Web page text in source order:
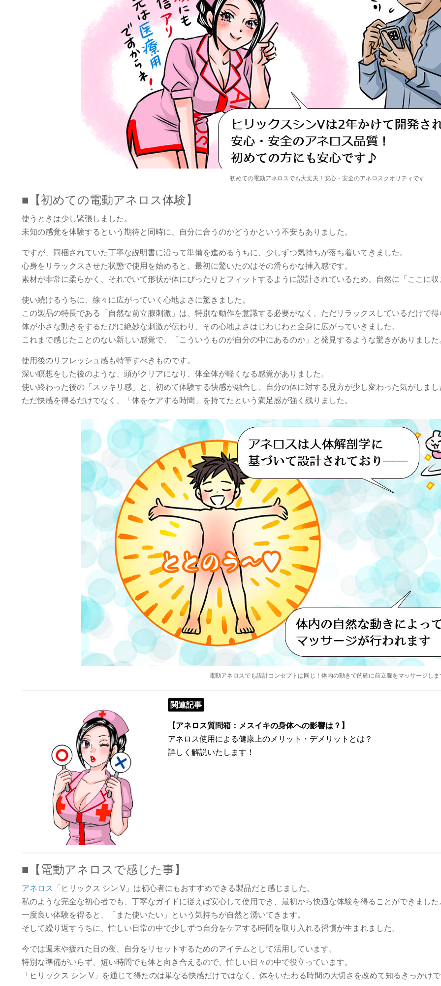
初めての電動アネロスでも大丈夫！安心・安全のアネロスクオリティです
■【初めての電動アネロス体験】
使うときは少し緊張しました。
未知の感覚を体験するという期待と同時に、自分に合うのかどうかという不安もありました。
ですが、同梱されていた丁寧な説明書に沿って準備を進めるうちに、少しずつ気持ちが落ち着いてきました。
心身をリラックスさせた状態で使用を始めると、最初に驚いたのはその滑らかな挿入感です。
素材が非常に柔らかく、それでいて形状が体にぴったりとフィットするように設計されているため、自然に「ここに
使い続けるうちに、徐々に広がっていく心地よさに驚きました。
この製品の特長である「自然な前立腺刺激」は、特別な動作を意識する必要がなく、ただリラックスしているだけで
体が小さな動きをするたびに絶妙な刺激が伝わり、その心地よさはじわじわと全身に広がっていきました。
これまで感じたことのない新しい感覚で、「こういうものが自分の中にあるのか」と発見するような驚きがありました
使用後のリフレッシュ感も特筆すべきものです。
深い瞑想をした後のような、頭がクリアになり、体全体が軽くなる感覚がありました。
使い終わった後の「スッキリ感」と、初めて体験する快感が融合し、自分の体に対する見方が少し変わった気がしまし
ただ快感を得るだけでなく、「体をケアする時間」を持てたという満足感が強く残りました。
電動アネロスでも設計コンセプトは同じ！体内の動きで的確に前立腺をマッサージしま
関連記事
【アネロス質問箱：メスイキの身体への影響は？】
アネロス使用による健康上のメリット・デメリットとは？
詳しく解説いたします！
■【電動アネロスで感じた事】
アネロス
「ヒリックス シン V」は初心者にもおすすめできる製品だと感じました。
私のような完全な初心者でも、丁寧なガイドに従えば安心して使用でき、最初から快適な体験を得ることができました
一度良い体験を得ると、「また使いたい」という気持ちが自然と湧いてきます。
そして繰り返すうちに、忙しい日常の中で少しずつ自分をケアする時間を取り入れる習慣が生まれました。
今では週末や疲れた日の夜、自分をリセットするためのアイテムとして活用しています。
特別な準備がいらず、短い時間でも体と向き合えるので、忙しい日々の中で役立っています。
「ヒリックス シン V」を通じて得たのは単なる快感だけではなく、体をいたわる時間の大切さを改めて知るきっかけ